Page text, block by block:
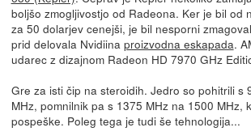
boljšo zmogljivostjo od Radeona. Ker je bil od
za 50 dolarjev cenejši, je bil nesporni
prid delovala Nvidiina proizvodna eskapada.
udarec z dizajnom Radeon HD 7970 GHz
Gre za isti čip na steroidih. Jedro so pohitrili s
MHz, pomnilnik pa s 1375 MHz na 1500 MHz,
pospeške. Poleg tega je tudi še tehnologija...